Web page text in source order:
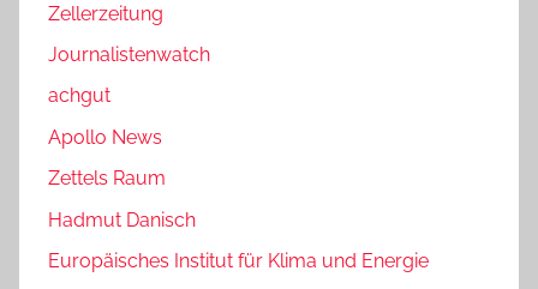
Zellerzeitung
Journalistenwatch
achgut
Apollo News
Zettels Raum
Hadmut Danisch
Europäisches Institut für Klima und Energie